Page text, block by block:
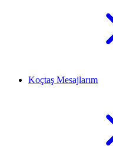
Koçtaş Mesajlarım